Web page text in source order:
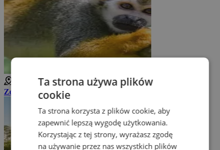
Zoo Zlín - Lešná
Ta strona używa plików
cookie
Ta strona korzysta z plików cookie, aby
zapewnić lepszą wygodę użytkowania.
Korzystając z tej strony, wyrażasz zgodę
na używanie przez nas wszystkich plików